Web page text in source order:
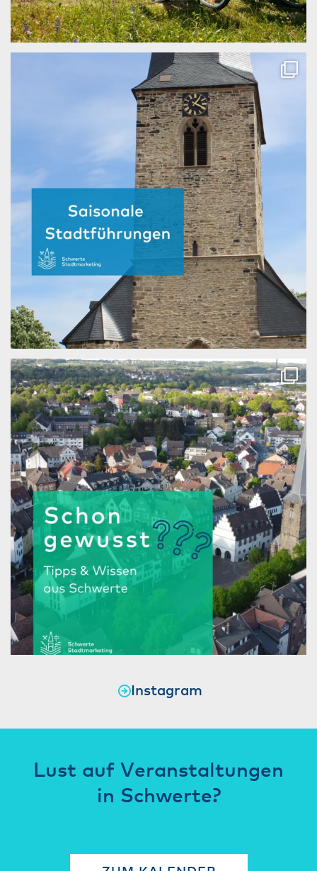
Instagram
Lust auf Veranstaltungen
in Schwerte?